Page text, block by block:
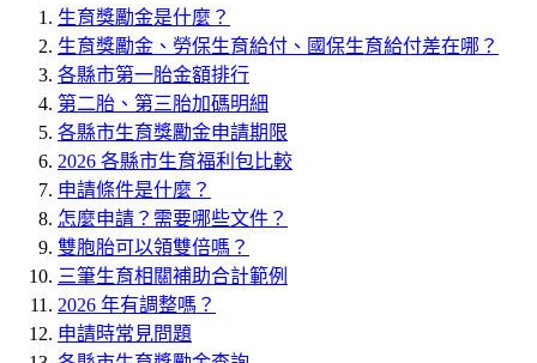
生育獎勵金是什麼？
生育獎勵金、勞保生育給付、國保生育給付差在哪？
各縣市第一胎金額排行
第二胎、第三胎加碼明細
各縣市生育獎勵金申請期限
2026 各縣市生育福利包比較
申請條件是什麼？
怎麼申請？需要哪些文件？
雙胞胎可以領雙倍嗎？
三筆生育相關補助合計範例
2026 年有調整嗎？
申請時常見問題